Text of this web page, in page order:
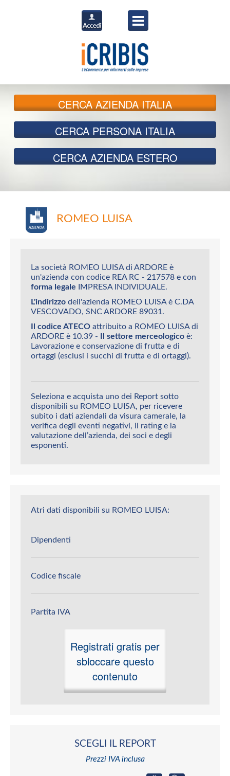
CERCAAZIENDA ITALIA
CERCA PERSONA ITALIA
CERCA AZIENDA ESTERO
ROMEO LUISA
La società ROMEO LUISA di ARDORE è
un'azienda con codice REA RC - 217578 e con
forma legale IMPRESA INDIVIDUALE.
L'indirizzo dell'azienda ROMEO LUISA è C.DA
VESCOVADO, SNC ARDORE 89031.
Il codice ATECO attribuito a ROMEO LUISA di
ARDORE è 10.39 - Il settore merceologico è:
Lavorazione e conservazione di frutta e di
ortaggi (esclusi i succhi di frutta e di ortaggi).
Seleziona e acquista uno dei Report sotto
disponibili su ROMEO LUISA, per ricevere
subito i dati aziendali da visura camerale, la
verifica degli eventi negativi, il rating e la
valutazione dell’azienda, dei soci e degli
esponenti.
Atri dati disponibili su ROMEO LUISA:
Dipendenti
Codice fiscale
Partita IVA
Registrati gratis per
sbloccare questo
contenuto
SCEGLI IL REPORT
Prezzi IVA inclusa